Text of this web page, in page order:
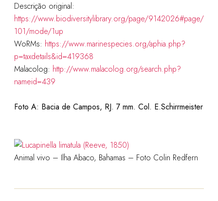
Descrição original:
https://www.biodiversitylibrary.org/page/9142026#page/
101/mode/1up
WoRMs: https://www.marinespecies.org/aphia.php?
p=taxdetails&id=419368
Malacolog: http://www.malacolog.org/search.php?
nameid=439
Foto A: Bacia de Campos, RJ. 7 mm. Col. E.Schirrmeister
Animal vivo – Ilha Abaco, Bahamas – Foto Colin Redfern